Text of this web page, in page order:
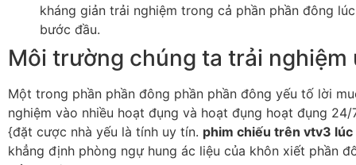
kháng giản trải nghiệm trong cả phần phần đông
bước đầu.
Môi trường chúng ta trải nghiệm
Một trong phần phần đông phần phần đông yếu tố lời
nghiệm vào nhiều hoạt đụng và hoạt đụng hoạt đụng
{đặt cược nhà yếu là tính uy tín. phim chiếu trên vtv3 lúc
khẳng định phòng ngự hung ác liệu của khôn xiết phần